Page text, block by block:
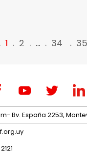
1 2 … 34 35
Bv. España 2253,